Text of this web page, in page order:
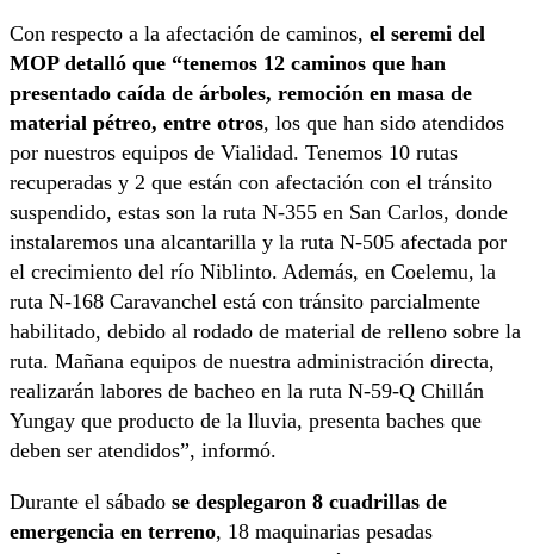
Con respecto a la afectación de caminos, el seremi del
MOP detalló que “tenemos 12 caminos que han
presentado caída de árboles, remoción en masa de
material pétreo, entre otros, los que han sido atendidos
por nuestros equipos de Vialidad. Tenemos 10 rutas
recuperadas y 2 que están con afectación con el tránsito
suspendido, estas son la ruta N-355 en San Carlos, donde
instalaremos una alcantarilla y la ruta N-505 afectada por
el crecimiento del río Niblinto. Además, en Coelemu, la
ruta N-168 Caravanchel está con tránsito parcialmente
habilitado, debido al rodado de material de relleno sobre la
ruta. Mañana equipos de nuestra administración directa,
realizarán labores de bacheo en la ruta N-59-Q Chillán
Yungay que producto de la lluvia, presenta baches que
deben ser atendidos”, informó.
Durante el sábado se desplegaron 8 cuadrillas de
emergencia en terreno, 18 maquinarias pesadas